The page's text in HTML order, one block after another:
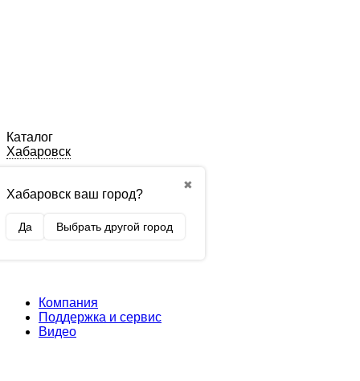
Каталог
Хабаровск
✖
Хабаровск ваш город?
Да Выбрать другой город
Компания
Поддержка и сервис
Видео